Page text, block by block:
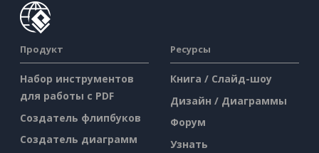
Продукт
Набор инструментов
для работы с PDF
Создатель флипбуков
Создатель диаграмм
Ресурсы
Книга / Слайд-шоу
Дизайн / Диаграммы
Форум
Узнать